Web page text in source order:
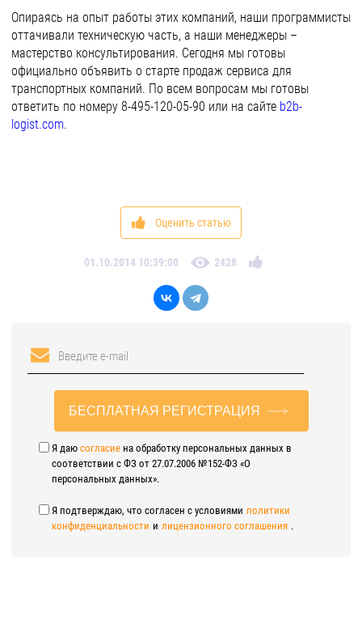
Опираясь на опыт работы этих компаний, наши программисты
оттачивали техническую часть, а наши менеджеры –
мастерство консультирования. Сегодня мы готовы
официально объявить о старте продаж сервиса для
транспортных компаний. По всем вопросам мы готовы
ответить по номеру 8-495-120-05-90 или на сайте b2b-
logist.com.
Оценить статью
01.10.2014 10:39:00 2428
БЕСПЛАТНАЯ РЕГИСТРАЦИЯ
Я даю согласие на обработку персональных данных в
соответствии с ФЗ от 27.07.2006 №152-ФЗ «О
персональных данных».
Я подтверждаю, что согласен с условиями политики
конфиденциальности и лицензионного соглашения .